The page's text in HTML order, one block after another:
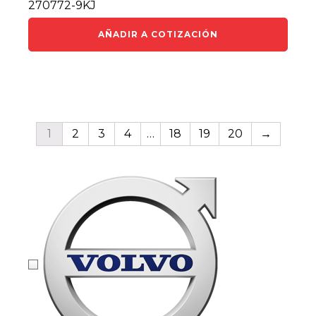
270772-9KJ
AÑADIR A COTIZACIÓN
1 2 3 4 … 18 19 20 →